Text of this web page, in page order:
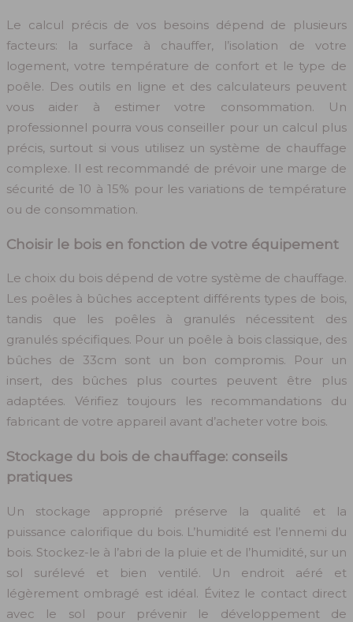
Le calcul précis de vos besoins dépend de plusieurs
facteurs: la surface à chauffer, l’isolation de votre
logement, votre température de confort et le type de
poêle. Des outils en ligne et des calculateurs peuvent
vous aider à estimer votre consommation. Un
professionnel pourra vous conseiller pour un calcul plus
précis, surtout si vous utilisez un système de chauffage
complexe. Il est recommandé de prévoir une marge de
sécurité de 10 à 15% pour les variations de température
ou de consommation.
Choisir le bois en fonction de votre équipement
Le choix du bois dépend de votre système de chauffage.
Les poêles à bûches acceptent différents types de bois,
tandis que les poêles à granulés nécessitent des
granulés spécifiques. Pour un poêle à bois classique, des
bûches de 33cm sont un bon compromis. Pour un
insert, des bûches plus courtes peuvent être plus
adaptées. Vérifiez toujours les recommandations du
fabricant de votre appareil avant d’acheter votre bois.
Stockage du bois de chauffage: conseils
pratiques
Un stockage approprié préserve la qualité et la
puissance calorifique du bois. L’humidité est l’ennemi du
bois. Stockez-le à l’abri de la pluie et de l’humidité, sur un
sol surélevé et bien ventilé. Un endroit aéré et
légèrement ombragé est idéal. Évitez le contact direct
avec le sol pour prévenir le développement de